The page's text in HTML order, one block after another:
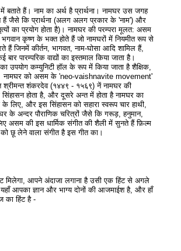
हैं। नाम का अर्थ है प्रार्थना। नामघर उस जगह
हैं जैसे कि प्रार्थना (अलग अलग प्रकार के 'नाम') और
का प्रयोग होता है)। नामघर की परम्परा मूलत: असम
भगवान कृष्ण के भक्त होते हैं जो नामघरों में नियमीत रूप से
हैं जिनमें कीर्तन, भागवत, नाम-घोसा आदि शामिल हैं,
पारम्परिक वाद्यों का इस्तमाल किया जाता है।
का उपयोग कम्युनिटी हॉल के रूप में किया जाता है शैक्षिक,
नामघर को असम के 'neo-vaishnavite movement'
श्रीमन्त शंकरदेव (१४४९ - १५६९) नें नामघर की
होता है, और दूसरे अन्त में होता है नामघर का
के लिए, और इस सिंहासन को सहारा स्वरूप चार हाथी,
के अन्दर पौराणिक चरित्रों जैसे कि गरूड़, हनुमान,
असम की इस धार्मिक संगीत की शैली में सुनते हैं फ़िल्म
छू लेने वाला संगीत है इस गीत का।
आपने अंदाजा लगाना है उसी एक हिंट से अगले
आपका ज्ञान और भाग्य दोनों की आजमाईश है, और हाँ
हिंट है -